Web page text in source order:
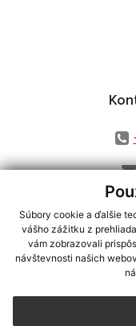
Súbory cookie a ďalšie
vášho zážitku z
vám zobrazovali
návštevnosti našich
využite možnosť
CMS systém (redakčný)